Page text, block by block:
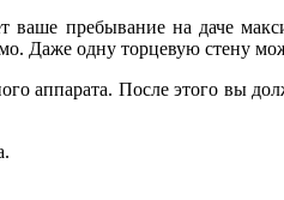
ваше пребывание на даче
Даже одну торцевую стену
аппарата. После этого вы